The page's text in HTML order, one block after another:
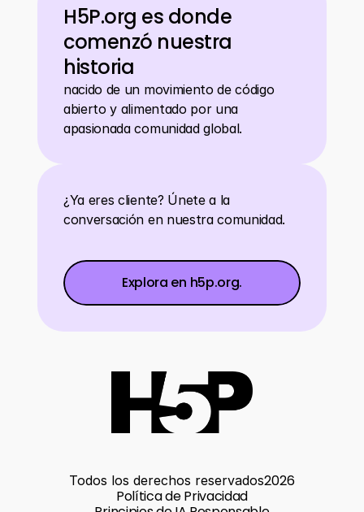
H5P.org es donde
comenzó nuestra
historia
nacido de un movimiento de código
abierto y alimentado por una
apasionada comunidad global.
¿Ya eres cliente? Únete a la
conversación en nuestra comunidad.
Explora en h5p.org.
Todos los derechos reservados2026
Política de Privacidad